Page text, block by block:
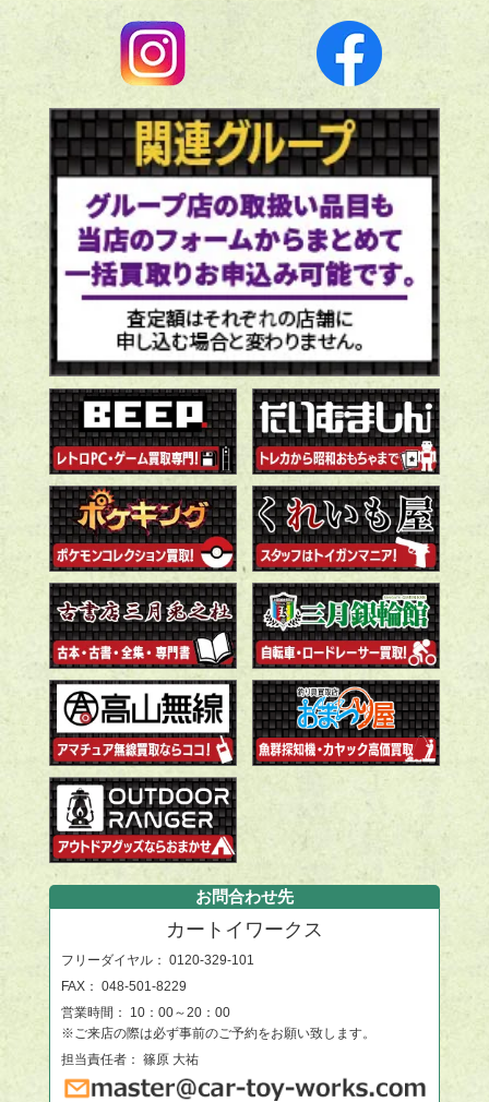
お問合わせ先
カートイワークス
フリーダイヤル： 0120-329-101
FAX： 048-501-8229
営業時間： 10：00～20：00
※ご来店の際は必ず事前のご予約をお願い致します。
担当責任者： 篠原 大祐